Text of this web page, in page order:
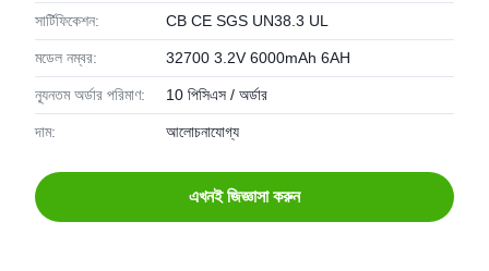
সার্টিফিকেশন: CB CE SGS UN38.3 UL
মডেল নম্বর: 32700 3.2V 6000mAh 6AH
ন্যূনতম অর্ডার পরিমাণ: 10 পিসিএস / অর্ডার
দাম: আলোচনাযোগ্য
এখনই জিজ্ঞাসা করুন